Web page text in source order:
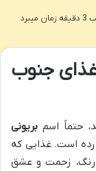
جنوب
حتماً اسم بریونی
است. غذایی که
رنگ، زحمت و عشق